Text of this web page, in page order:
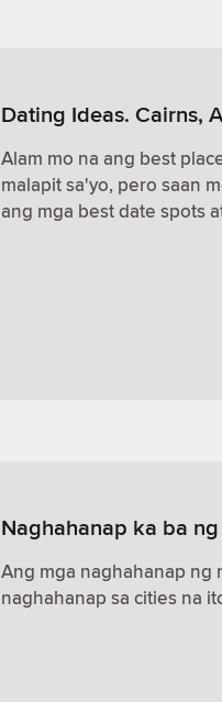
Dating Ideas. Cairns,
Alam mo na ang best
malapit sa'yo, pero saan
ang mga best date spots
Naghahanap ka ba
Ang mga naghahanap ng
naghahanap sa cities na